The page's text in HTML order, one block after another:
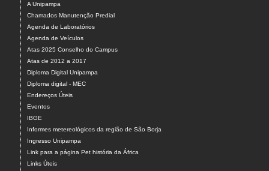
A Unipampa
Chamados Manutenção Predial
Agenda de Laboratórios
Agenda de Veículos
Atas 2025 Conselho do Campus
Atas de 2012 a 2017
Diploma Digital Unipampa
Diploma digital - MEC
Endereços Úteis
Eventos
IBGE
Informes metereológicos da região de São Borja
Ingresso Unipampa
Link para a página Pet história da África
Links Úteis